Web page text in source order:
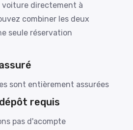
voiture directement à
combiner les deux
seule réservation
sont entièrement assurées
requis
pas d'acompte